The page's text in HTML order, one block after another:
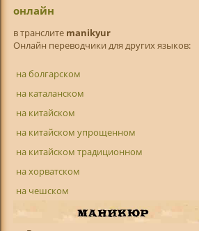
онлайн
в транслитe manikyur
Онлайн переводчики для других языков:
на болгарском
на каталанском
на китайском
на китайском упрощенном
на китайском традиционном
на хорватском
на чешском